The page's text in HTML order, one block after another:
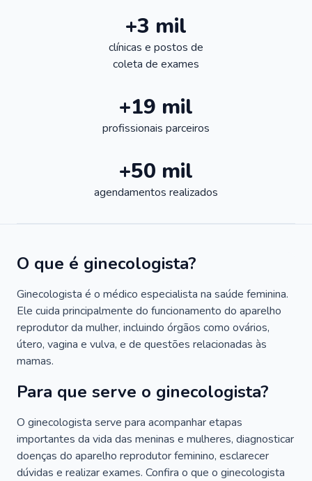
+3 mil
clínicas e postos de
coleta de exames
+19 mil
profissionais parceiros
+50 mil
agendamentos realizados
O que é ginecologista?
Ginecologista é o médico especialista na saúde feminina.
Ele cuida principalmente do funcionamento do aparelho
reprodutor da mulher, incluindo órgãos como ovários,
útero, vagina e vulva, e de questões relacionadas às
mamas.
Para que serve o ginecologista?
O ginecologista serve para acompanhar etapas
importantes da vida das meninas e mulheres, diagnosticar
doenças do aparelho reprodutor feminino, esclarecer
dúvidas e realizar exames. Confira o que o ginecologista